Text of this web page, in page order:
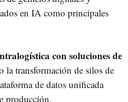
en IA como principales
con soluciones de
la transformación de silos de
de datos unificada
producción.